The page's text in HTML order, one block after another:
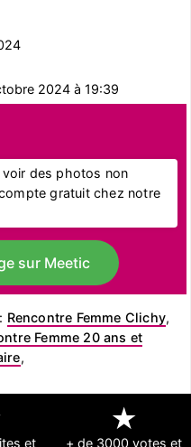
2024 à 19:39
des photos non
gratuit chez notre
sur Meetic
Rencontre Femme Clichy,
Femme 20 ans et
,
et
★
+ de 3000 votes et